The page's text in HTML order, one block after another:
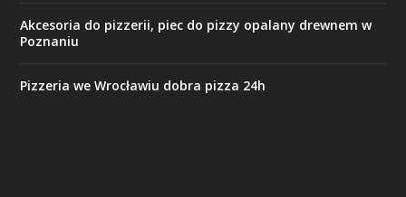
Akcesoria do pizzerii, piec do pizzy opalany drewnem w
Poznaniu
Pizzeria we Wrocławiu dobra pizza 24h